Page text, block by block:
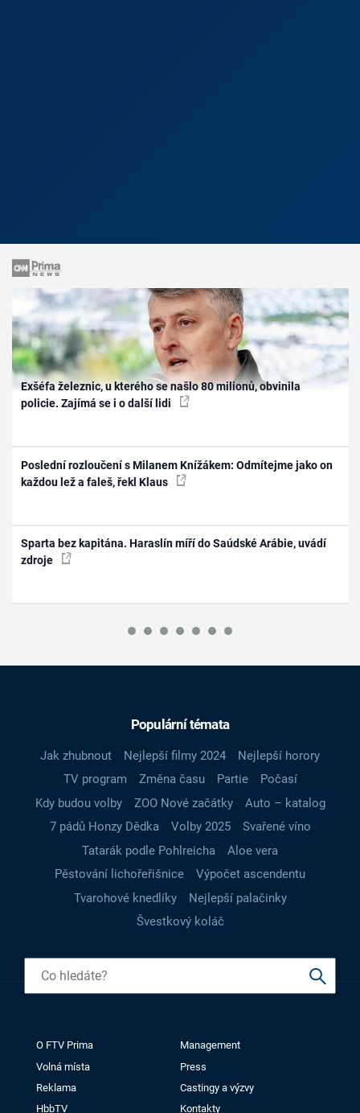
Exšéfa železnic, u kterého se našlo 80 milionů, obvinila
policie. Zajímá se i o další lidi
Poslední rozloučení s Milanem Knížákem: Odmítejme jako on
každou lež a faleš, řekl Klaus
Sparta bez kapitána. Haraslín míří do Saúdské Arábie, uvádí
zdroje
Populární témata
Jak zhubnout Nejlepší filmy 2024
Nejlepší horory
TV program
Změna času Partie
Počasí
Kdy budou volby
ZOO Nové začátky
Auto – katalog
7 pádů Honzy Dědka
Volby 2025
Svařené víno
Tatarák podle Pohlreicha
Aloe vera
Pěstování lichořeřišnice
Výpočet ascendentu
Tvarohové knedlíky
Nejlepší palačinky
Švestkový koláč
O FTV Prima
Management
Volná místa
Press
Reklama
Castingy a výzvy
HbbTV
Kontakty